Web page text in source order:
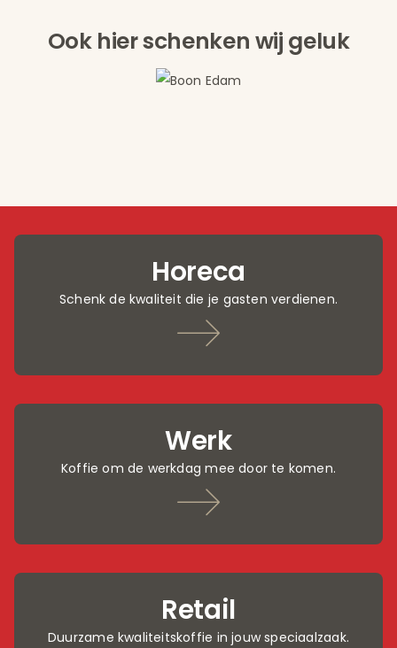
Ook hier schenken wij geluk
Horeca
Schenk de kwaliteit die je gasten verdienen.
Werk
Koffie om de werkdag mee door te komen.
Retail
Duurzame kwaliteitskoffie in jouw speciaalzaak.